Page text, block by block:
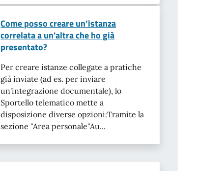
Come posso creare un’istanza
correlata a un'altra che ho già
presentato?
Per creare istanze collegate a pratiche
già inviate (ad es. per inviare
un'integrazione documentale), lo
Sportello telematico mette a
disposizione diverse opzioni:Tramite la
sezione "Area personale"Au...